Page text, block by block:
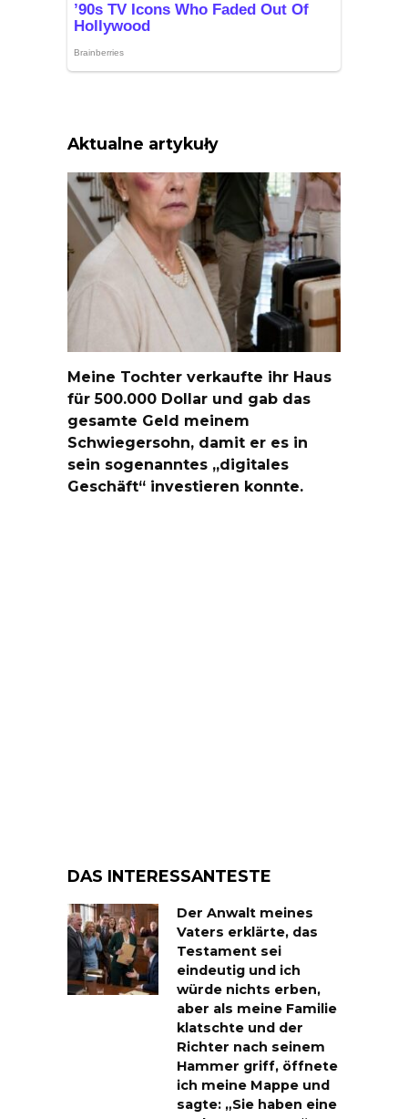
Aktualne artykuły
Meine Tochter verkaufte ihr Haus
für 500.000 Dollar und gab das
gesamte Geld meinem
Schwiegersohn, damit er es in
sein sogenanntes „digitales
Geschäft“ investieren konnte.
DAS INTERESSANTESTE
Der Anwalt meines
Vaters erklärte, das
Testament sei
eindeutig und ich
würde nichts erben,
aber als meine Familie
klatschte und der
Richter nach seinem
Hammer griff, öffnete
ich meine Mappe und
sagte: „Sie haben eine